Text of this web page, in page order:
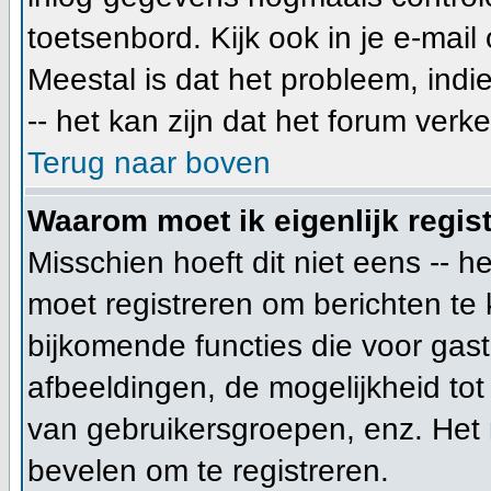
toetsenbord. Kijk ook in je e-
Meestal is dat het probleem,
-- het kan zijn dat het forum
Terug naar boven
Waarom moet ik eigenlijk
Misschien hoeft dit niet eens --
moet registreren om berichten
bijkomende functies die voor
afbeeldingen, de mogelijkheid
van gebruikersgroepen, enz.
bevelen om te registreren.